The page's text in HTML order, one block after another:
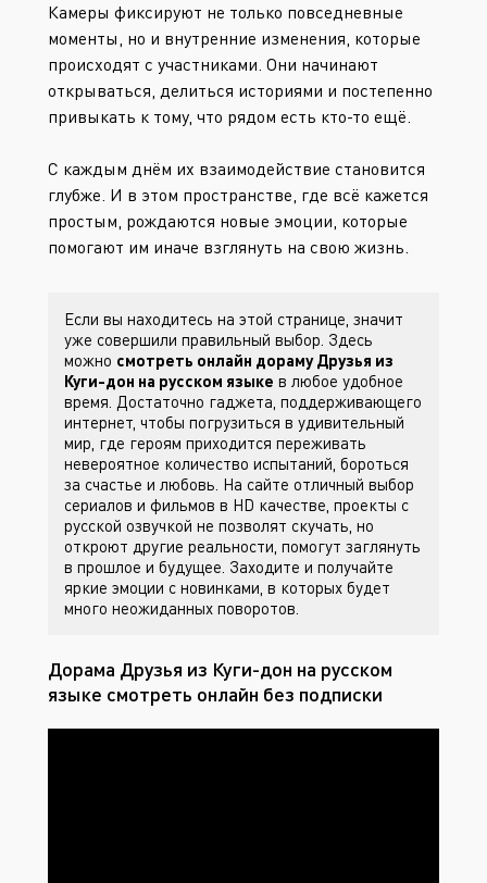
Камеры фиксируют не только повседневные
моменты, но и внутренние изменения, которые
происходят с участниками. Они начинают
открываться, делиться историями и постепенно
привыкать к тому, что рядом есть кто-то ещё.
С каждым днём их взаимодействие становится
глубже. И в этом пространстве, где всё кажется
простым, рождаются новые эмоции, которые
помогают им иначе взглянуть на свою жизнь.
Если вы находитесь на этой странице, значит
уже совершили правильный выбор. Здесь
можно смотреть онлайн дораму Друзья из
Куги-дон на русском языке в любое удобное
время. Достаточно гаджета, поддерживающего
интернет, чтобы погрузиться в удивительный
мир, где героям приходится переживать
невероятное количество испытаний, бороться
за счастье и любовь. На сайте отличный выбор
сериалов и фильмов в HD качестве, проекты с
русской озвучкой не позволят скучать, но
откроют другие реальности, помогут заглянуть
в прошлое и будущее. Заходите и получайте
яркие эмоции с новинками, в которых будет
много неожиданных поворотов.
Дорама Друзья из Куги-дон на русском
языке смотреть онлайн без подписки